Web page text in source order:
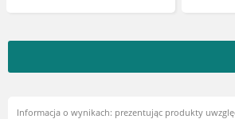
Informacja o wynikach: prezentując produkty